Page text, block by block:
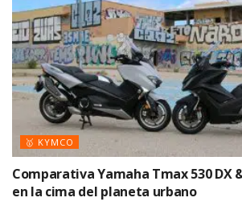
🥇 KYMCO
Comparativa Yamaha Tmax 530 DX
en la cima del planeta urbano